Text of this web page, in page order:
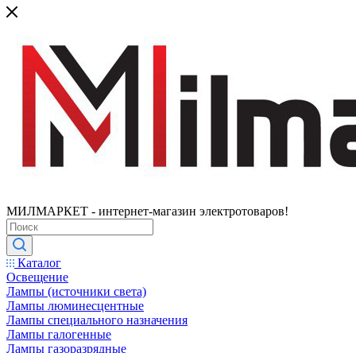
МИЛМАРКЕТ - интернет-магазин электротоваров!
Каталог
Освещение
Лампы (источники света)
Лампы люминесцентные
Лампы специального назначения
Лампы галогенные
Лампы газоразрядные